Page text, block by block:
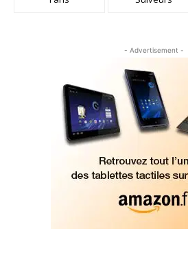
- Advertisement -